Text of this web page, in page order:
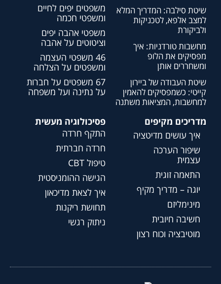
שיטת סילבה: המדריך המלא
למצב אלפא, לטכניקות
ולביקורת
מחשבות טורדניות: איך
מפסיקים את הלופ
ומשחררים אותן
שיטת העבודה של ביירון
קייטי: כשמפסיקים להאמין
למחשבות, המציאות משתנה
משפטים יפים לחיים
ומשפטי חכמה
משפטי אהבה יפים
וציטוטים על אהבה
46 משפטי העצמה
ומשפטים על הצלחה
67 משפטים על חברות
על נתינה ועל משפחה
מדריכים מקיפים
איך עושים מדיטציה
שיפור הערכה
עצמית
התאמה זוגית
יוגה – מדריך מקיף
מינימליזם
חשיבה חיובית
מוטיבציה וכוח רצון
פסיכולוגיה מעשית
התקף חרדה
חרדה חברתית
טיפול CBT
הגישה ההומניסטית
איך לצאת מדיכאון
תחושת ריקנות
ניתוק רגשי